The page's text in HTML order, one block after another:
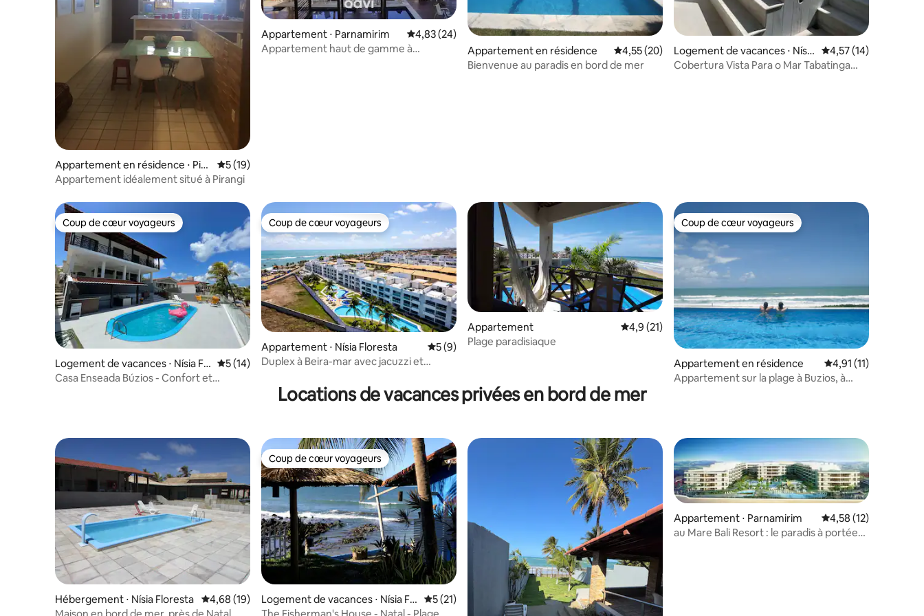
Appartement en résidence ⋅ Pira
ngi do Norte (Distrito Litoral)
Évaluation moyenne sur la base de 19 commentaires : 5 sur 5
5 (19)
Appartement idéalement situé à Pirangi
Appartement ⋅ Parnamirim Évaluation moyenne sur la base de 24 commentaires : 4,83 sur 5
4,83 (24)
Appartement haut de gamme à
Appartement en résidence Évaluation moyenne sur la base de 20 commentaires : 4,55 sur 5
4,55 (20)
Bienvenue au paradis en bord de mer
Logement de vacances ⋅ Nísia
Floresta
Évaluation moyenne
4,57 (14)
Cobertura Vista Para o Mar Tabatinga
Coup de cœur voyageurs
Coup de cœur voyageurs
Logement de vacances ⋅ Nísia Flo
resta
Évaluation moyenne sur la base de 14 commentaires : 5 sur 5
5 (14)
Casa Enseada Búzios - Confort et
Coup de cœur voyageurs
Coup de cœur voyageurs
Appartement ⋅ Nísia Floresta Évaluation moyenne sur la base de 9 commentaires : 5 sur 5
5 (9)
Duplex à Beira-mar avec jacuzzi et
Appartement Évaluation moyenne sur la base de 21 commentaires : 4,9 sur 5
4,9 (21)
Plage paradisiaque
Coup de cœur voyageurs
Coup de cœur voyageurs
Appartement en résidence Évaluation moyenne
4,91 (11)
Appartement sur la plage à Buzios, à
Locations de vacances privées en bord de mer
Hébergement ⋅ Nísia Floresta Évaluation moyenne sur la base de 19 commentaires : 4,68 sur 5
4,68 (19)
Coup de cœur voyageurs
Coup de cœur voyageurs
Logement de vacances ⋅ Nísia Flo
resta
Évaluation moyenne sur la base de 21 commentaires : 5 sur 5
5 (21)
Appartement ⋅ Parnamirim Évaluation moyenne
4,58 (12)
au Mare Bali Resort : le paradis à portée